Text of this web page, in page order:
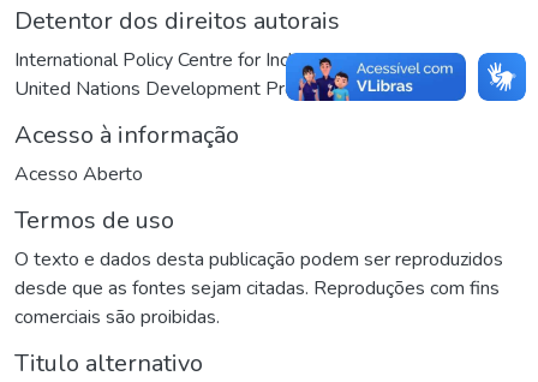
Detentor dos direitos autorais
International Policy Centre for Inclusive Growth
United Nations Development Programme
Acesso à informação
Acesso Aberto
Termos de uso
O texto e dados desta publicação podem ser reproduzidos
desde que as fontes sejam citadas. Reproduções com fins
comerciais são proibidas.
Titulo alternativo